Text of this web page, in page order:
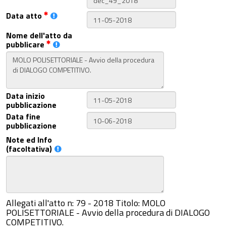
Data atto
Nome dell'atto da
pubblicare
Data inizio
pubblicazione
Data fine
pubblicazione
Note ed Info
(facoltativa)
Allegati all'atto n: 79 - 2018 Titolo: MOLO
POLISETTORIALE - Avvio della procedura di DIALOGO
COMPETITIVO.